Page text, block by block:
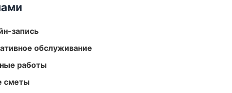
запись
обслуживание
работы
сметы